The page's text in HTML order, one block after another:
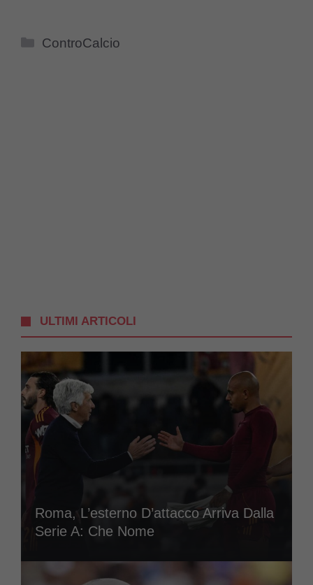
Categorie
ControCalcio
ULTIMI ARTICOLI
Roma, L’esterno D’attacco Arriva Dalla
Serie A: Che Nome